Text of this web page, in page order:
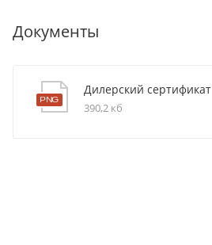
Документы
Дилерский сертификат
390,2 кб